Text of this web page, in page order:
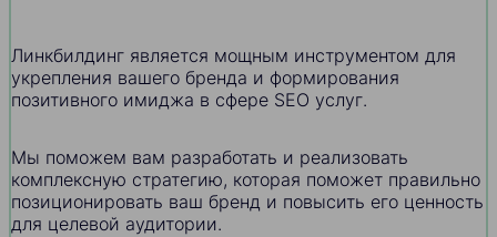
Линкбилдинг является мощным инструментом для
укрепления вашего бренда и формирования
позитивного имиджа в сфере SEO услуг.
Мы поможем вам разработать и реализовать
комплексную стратегию, которая поможет правильно
позиционировать ваш бренд и повысить его ценность
для целевой аудитории.